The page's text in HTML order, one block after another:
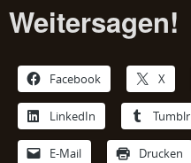
Weitersagen!
Facebook X
LinkedIn Tumblr
E-Mail Drucken